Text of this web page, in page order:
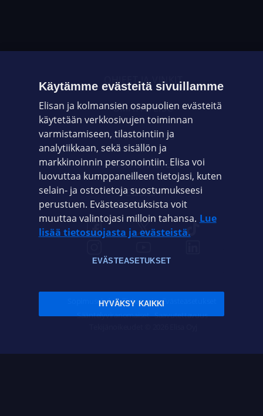
OHJEET JA VINKIT
OMAYHTEISÖ
VIANSELVITYS
ASIAKASPALVELU
ELISA.FI
Sopimusehdot Tietosuoja Evästeasetukset
Sääntelyviranomaiset Saavutettavuus
Käytämme evästeitä sivuillamme
Elisan ja kolmansien osapuolien evästeitä
käytetään verkkosivujen toiminnan
varmistamiseen, tilastointiin ja
analytiikkaan, sekä sisällön ja
markkinoinnin personointiin. Elisa voi
luovuttaa kumppaneilleen tietojasi, kuten
selain- ja ostotietoja suostumukseesi
perustuen. Evästeasetuksista voit
muuttaa valintojasi milloin tahansa. Lue
lisää tietosuojasta ja evästeistä.
EVÄSTEASETUKSET
HYVÄKSY KAIKKI